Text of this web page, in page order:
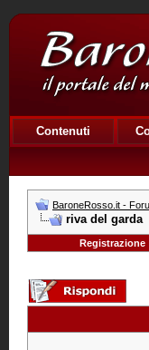
Contenuti
BaroneRosso.it -
riva del garda
Registrazione